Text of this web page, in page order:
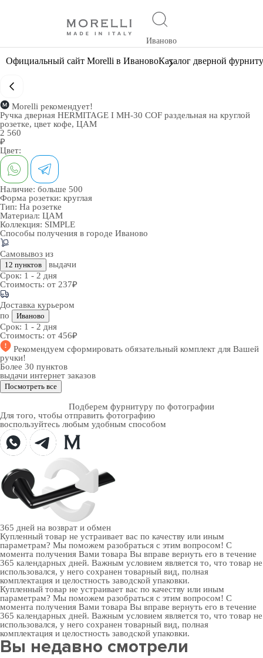
Иваново
Официальный сайт Morelli в ИвановоКаталог дверной
Morelli рекомендует!
Ручка дверная HERMITAGE I MH-30 COF раздельная на круглой
розетке, цвет кофе, ЦАМ
2 560
₽
Цвет:
Наличие: больше 500
Форма розетки: круглая
Тип: На розетке
Материал: ЦАМ
Коллекция: SIMPLE
Способы получения в городе Иваново
Самовывоз из
12 пунктов
выдачи
Срок: 1 - 2 дня
Стоимость: от 237₽
Доставка курьером
по
Иваново
Срок: 1 - 2 дня
Стоимость: от 456₽
Рекомендуем сформировать обязательный комплект для Вашей
ручки!
Более 30 пунктов
выдачи интернет заказов
Посмотреть все
Подберем фурнитуру по фотографии
Для того, чтобы отправить фотографию
воспользуйтесь любым удобным способом
365 дней на возврат и обмен
Купленный товар не устраивает вас по качеству или иным
параметрам? Мы поможем разобраться с этим вопросом! С
момента получения Вами товара Вы вправе вернуть его в течение
365 календарных дней. Важным условием является то, что товар не
использовался, у него сохранен товарный вид, полная
комплектация и целостность заводской упаковки.
Купленный товар не устраивает вас по качеству или иным
параметрам? Мы поможем разобраться с этим вопросом! С
момента получения Вами товара Вы вправе вернуть его в течение
365 календарных дней. Важным условием является то, что товар не
использовался, у него сохранен товарный вид, полная
комплектация и целостность заводской упаковки.
Вы недавно смотрели